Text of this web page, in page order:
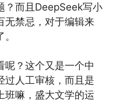
？而且DeepSeek写小
无禁忌，对于编辑来
呢？这个又是一个中
过人工审核，而且是
班嘛，盛大文学的运